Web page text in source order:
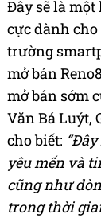
Đây sẽ là
cực dành cho
trường
mở bán
mở bán sớm
Văn Bá Luýt,
cho biết:
yêu mến và
cũng như
trong thời